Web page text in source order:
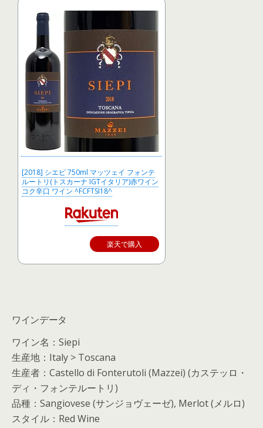
[2018] シエピ 750ml マッツェイ フォンテ
ルートリ(トスカーナ IGTイタリア)赤ワイン
コク辛口 ワイン ^FCFTSI18^
楽天で購入
ワインデータ
ワイン名：Siepi
生産地：Italy > Toscana
生産者：Castello di Fonterutoli (Mazzei) (カステッロ・
ディ・フォンテルートリ)
品種：Sangiovese (サンジョヴェーゼ), Merlot (メルロ)
スタイル：Red Wine